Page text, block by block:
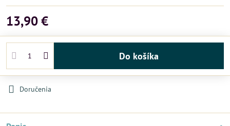
13,90 €
Do košíka
Doručenia